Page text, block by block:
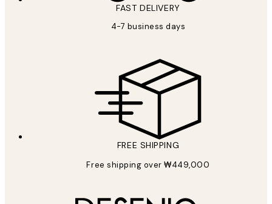
FAST DELIVERY
4-7 business days
FREE SHIPPING
Free shipping over ₩449,000